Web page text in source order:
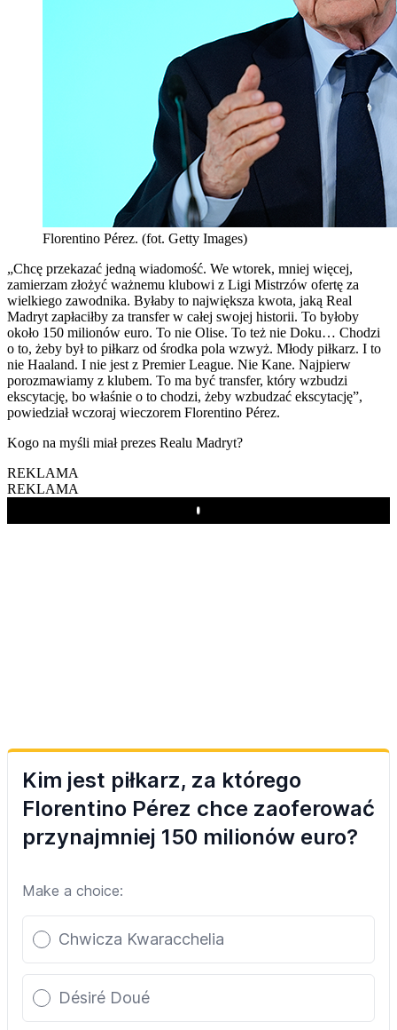
Florentino Pérez. (fot. Getty Images)
„Chcę przekazać jedną wiadomość. We wtorek, mniej więcej,
zamierzam złożyć ważnemu klubowi z Ligi Mistrzów ofertę za
wielkiego zawodnika. Byłaby to największa kwota, jaką Real
Madryt zapłaciłby za transfer w całej swojej historii. To byłoby
około 150 milionów euro. To nie Olise. To też nie Doku… Chodzi
o to, żeby był to piłkarz od środka pola wzwyż. Młody piłkarz. I to
nie Haaland. I nie jest z Premier League. Nie Kane. Najpierw
porozmawiamy z klubem. To ma być transfer, który wzbudzi
ekscytację, bo właśnie o to chodzi, żeby wzbudzać ekscytację”,
powiedział wczoraj wieczorem Florentino Pérez.
Kogo na myśli miał prezes Realu Madryt?
REKLAMA
REKLAMA
Play